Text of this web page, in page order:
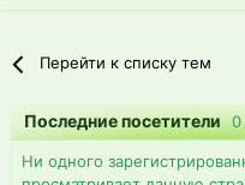
Перейти к списку тем
Последние посетители0
Ни одного